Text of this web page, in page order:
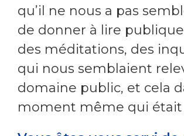
qu’il ne nous a pas
de donner à lire
des méditations, des
qui nous semblaient
domaine public, et cela
moment même qui était